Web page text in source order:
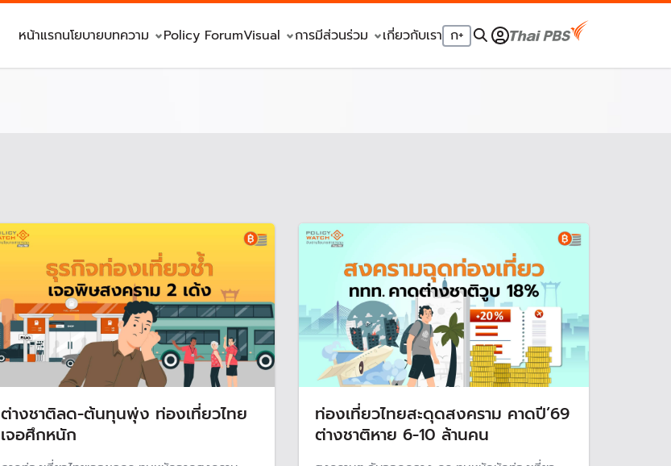
หน้าแรกนโยบายบทความ Policy ForumVisual การมีส่วนร่วม เกี่ยวกับเรา ก+
ต่างชาติลด-ต้นทุนพุ่ง ท่องเที่ยวไทย
เจอศึกหนัก
ท่องเที่ยวไทยสะดุดสงคราม คาดปี’69
ต่างชาติหาย 6-10 ล้านคน